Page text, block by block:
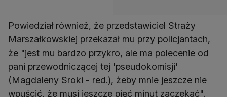
Powiedział również, że przedstawiciel Straży
Marszałkowskiej przekazał mu przy policjantach,
że "jest mu bardzo przykro, ale ma polecenie od
pani przewodniczącej tej 'pseudokomisji'
(Magdaleny Sroki - red.), żeby mnie jeszcze nie
wpuścić, że musi jeszcze pięć minut zaczekać".